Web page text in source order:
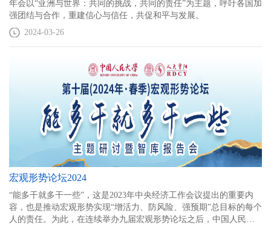
年会以“亚洲与世界：共同的挑战，共同的责任”为主题，呼吁各国加
强团结与合作，重建信心与信任，共促和平与发展。
2024-03-26
宏观形势论坛2024
“能多干就多干一些”，这是2023年中央经济工作会议提出的重要内
容，也是推动宏观形势实现“增活力、防风险、强预期”总目标的每个
人的责任。为此，在连续举办九届宏观形势论坛之后，中国人民大